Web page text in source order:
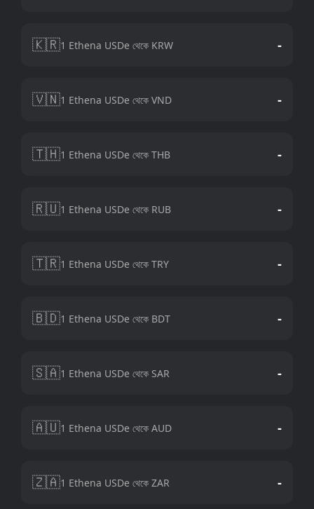
🇰🇷1 Ethena USDe থেকে KRW -
🇻🇳1 Ethena USDe থেকে VND -
🇹🇭1 Ethena USDe থেকে THB -
🇷🇺1 Ethena USDe থেকে RUB -
🇹🇷1 Ethena USDe থেকে TRY -
🇧🇩1 Ethena USDe থেকে BDT -
🇸🇦1 Ethena USDe থেকে SAR -
🇦🇺1 Ethena USDe থেকে AUD -
🇿🇦1 Ethena USDe থেকে ZAR -